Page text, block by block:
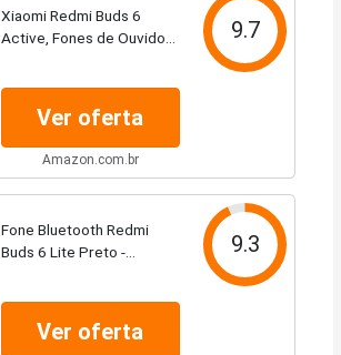
Xiaomi Redmi Buds 6
Active, Fones de Ouvido
9.7
Ver oferta
Amazon.com.br
Fone Bluetooth Redmi
Buds 6 Lite Preto -
Não Oficial Brasil
9.3
Ver oferta